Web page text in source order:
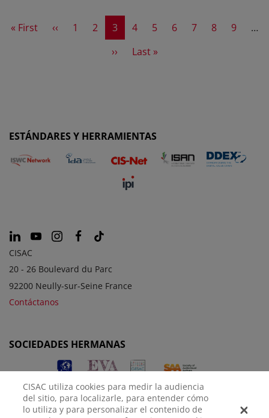
First page
« First Previous page
‹‹ Page
1 Page
2 Current page
3 Page
4 Page
5 Page
6 Page
7 Page
8 Page
9
…
Next page
›› Last page
Last »
ESTÁNDARES Y HERRAMIENTAS
CISAC
20 - 26 Boulevard du Parc
92200 Neully-sur-Seine France
Contáctanos
SOCIEDADES HERMANAS
CISAC utiliza cookies para medir la audiencia
del sitio, para localizarle, para entender cómo
lo utiliza y para personalizar el contenido de